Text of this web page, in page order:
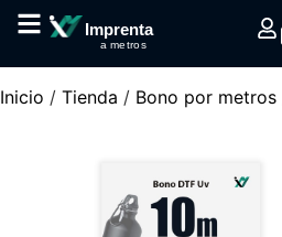
Imprenta
a metros
Inicio / Tienda / Bono por metros